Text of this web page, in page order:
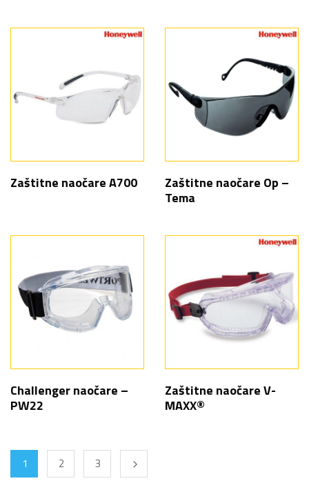
Zaštitne naočare A700
Zaštitne naočare Op –
Tema
Challenger naočare –
PW22
Zaštitne naočare V-
MAXX®
1 2 3